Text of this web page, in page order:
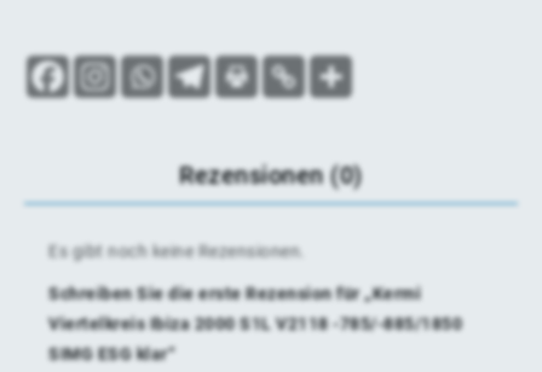
Rezensionen (0)
Es gibt noch keine Rezensionen.
Schreiben Sie die erste Rezension für „Kermi
Viertelkreis Ibiza 2000 S1L V2118 -785/-885/1850
SIMG ESG klar“